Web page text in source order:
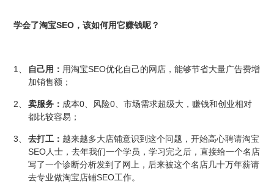
学会了淘宝SEO ，该如何用它赚钱呢？
1、 自己用： 用淘宝SEO优化自己的网店，能够节省大量广告费增
加销售额；
2、 卖服务： 成本0 、风险0 、市场需求超级大，赚钱和创业相对
都比较容易；
3、 去打工： 越来越多大店铺意识到这个问题，开始高心聘请淘宝
SEO 人士，去年我们一个学员，学习完之后，直接给一个名店
写了一个诊断分析发到了网上，后来被这个名店几十万年薪请
去专业做淘宝店铺SEO工作。